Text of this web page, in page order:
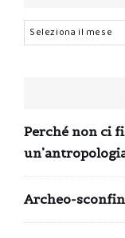
Archivi
Perché non ci
Archeo-